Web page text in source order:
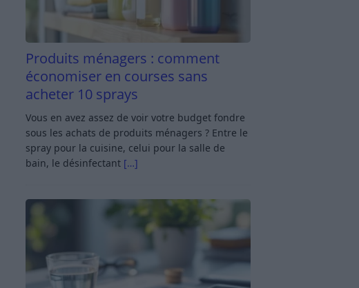
Produits ménagers : comment
économiser en courses sans
acheter 10 sprays
Vous en avez assez de voir votre budget fondre
sous les achats de produits ménagers ? Entre le
spray pour la cuisine, celui pour la salle de
bain, le désinfectant […]